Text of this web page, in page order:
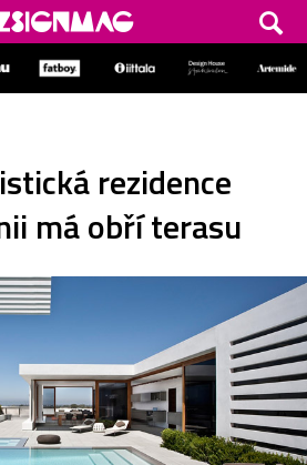
rezidence
má obří terasu